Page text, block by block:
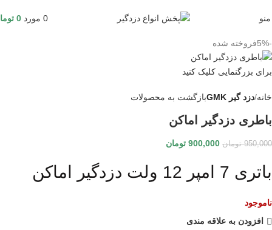
منو 0 مورد 0
-5% فروخته شده
برای بزرگنمایی کلیک کنید
خانه دزد گیر GMK بازگشت به محصولات
باطری دزدگیر اماکن
950,000 تومان 900,000 تومان
باتری 7 امپر 12 ولت دزدگیر اماکن
ناموجود
افزودن به علاقه مندی